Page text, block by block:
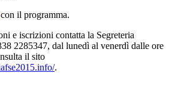
con il programma.
e iscrizioni contatta la Segreteria
2285347, dal lunedì al venerdì dalle ore
il sito
.